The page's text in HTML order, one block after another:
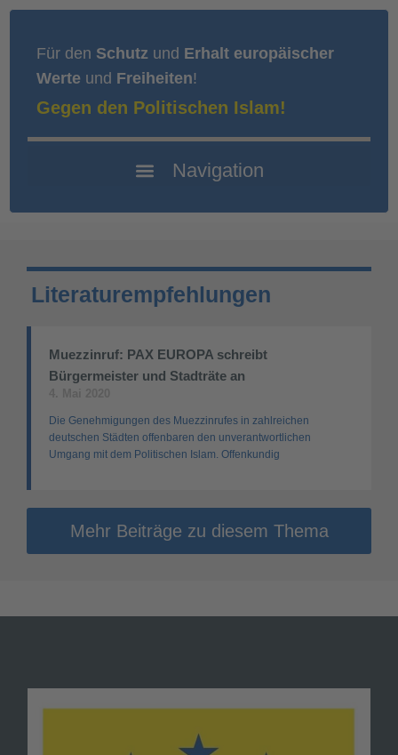
Für den Schutz und Erhalt europäischer
Werte und Freiheiten!
Gegen den Politischen Islam!
Literaturempfehlungen
Muezzinruf: PAX EUROPA schreibt
Bürgermeister und Stadträte an
Die Genehmigungen des Muezzinrufes in zahlreichen
deutschen Städten offenbaren den unverantwortlichen
Umgang mit dem Politischen Islam. Offenkundig
Mehr Beiträge zu diesem Thema